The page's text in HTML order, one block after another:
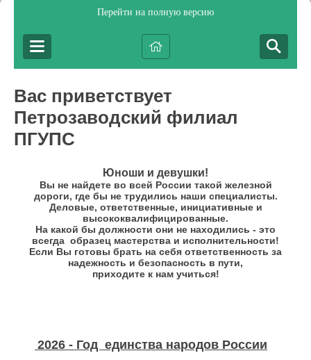
Перейти на полную версию
Вас приветствует
Петрозаводский филиал
ПГУПС
Юноши и девушки!
Вы не найдете во всей России такой железной
дороги, где бы не трудились наши специалисты.
Деловые, ответственные, инициативные и
высококвалифицированные.
На какой бы должности они не находились - это
всегда образец мастерства и исполнительности!
Если Вы готовы брать на себя ответственность за
надежность и безопасность в пути,
приходите к нам учиться!
2026 - Год единства народов России